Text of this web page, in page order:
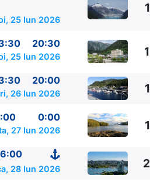
05:30 -
25 Iun 2026
20:30
25 Iun 2026
20:00
26 Iun 2026
0:00
27 Iun 2026
28 Iun 2026